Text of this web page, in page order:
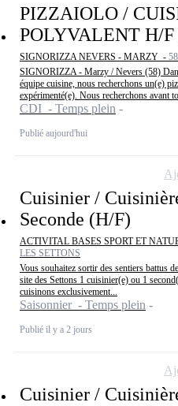
PIZZAIOLO /
POLYVALENT H/F
SIGNORIZZA NEVERS - MARZY -
SIGNORIZZA - Marzy / Nevers (58)
équipe cuisine, nous recherchons un(e)
expérimenté(e). Nous recherchons avant
CDI - Temps plein
Publié aujourd'hui
Cuisinier /
Seconde (H/F)
ACTIVITAL BASES SPORT ET
LES SETTONS
Vous souhaitez sortir des sentiers battus
site des Settons 1 cuisinier(e) ou 1
cuisinons exclusivement...
Saisonnier - Temps plein
Publié il y a 2 jours
Cuisinier /